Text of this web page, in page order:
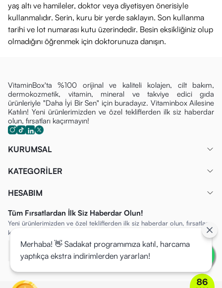
yaş altı ve hamileler, doktor veya diyetisyen önerisiyle
kullanmalıdır. Serin, kuru bir yerde saklayın. Son kullanma
tarihi ve lot numarası kutu üzerindedir. Besin eksikliğiniz olup
olmadığını öğrenmek için doktorunuza danışın.
VitaminBox'ta %100 orijinal ve kaliteli kolajen, cilt bakım,
dermokozmetik, vitamin, mineral ve takviye edici gıda
ürünleriyle "Daha İyi Bir Sen" için buradayız. Vitaminbox Ailesine
Katılın! Yeni ürünlerimizden ve özel tekliflerden ilk siz haberdar
olun, fırsatları kaçırmayın!
KURUMSAL
KATEGORİLER
HESABIM
Tüm Fırsatlardan İlk Siz Haberdar Olun!
Yeni ürünlerimizden ve özel tekliflerden ilk siz haberdar olun, fırsatları
kaçırmayın!
Merhaba! 👋 Sadakat programımıza katıl, harcama
yaptıkça ekstra indirimlerden yararlan!